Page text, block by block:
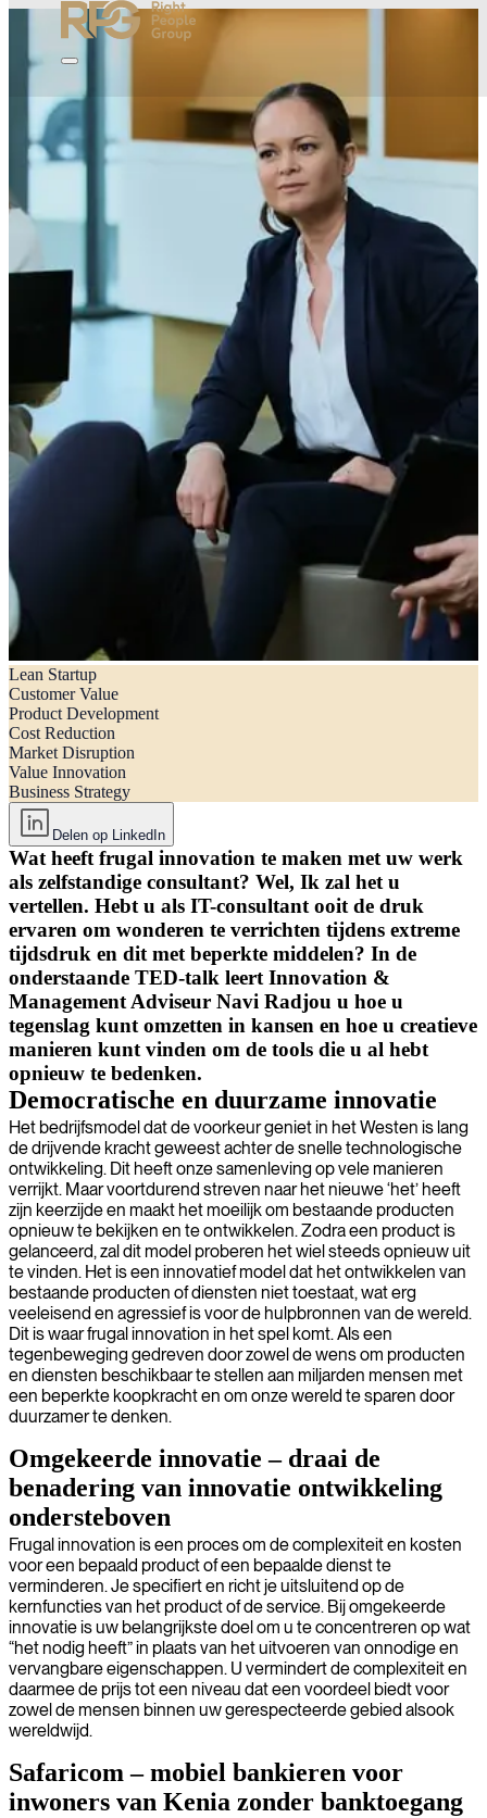
Frugal innovation – creëer waarde voor u en uw klanten met
omgekeerde innovatie
Lean Startup
Customer Value
Product Development
Cost Reduction
Market Disruption
Value Innovation
Business Strategy
Delen op LinkedIn
Wat heeft frugal innovation te maken met uw werk
als zelfstandige consultant? Wel, Ik zal het u
vertellen. Hebt u als IT-consultant ooit de druk
ervaren om wonderen te verrichten tijdens extreme
tijdsdruk en dit met beperkte middelen? In de
onderstaande TED-talk leert Innovation &
Management Adviseur Navi Radjou u hoe u
tegenslag kunt omzetten in kansen en hoe u creatieve
manieren kunt vinden om de tools die u al hebt
opnieuw te bedenken.
Democratische en duurzame innovatie
Het bedrijfsmodel dat de voorkeur geniet in het Westen is lang
de drijvende kracht geweest achter de snelle technologische
ontwikkeling. Dit heeft onze samenleving op vele manieren
verrijkt. Maar voortdurend streven naar het nieuwe ‘het’ heeft
zijn keerzijde en maakt het moeilijk om bestaande producten
opnieuw te bekijken en te ontwikkelen. Zodra een product is
gelanceerd, zal dit model proberen het wiel steeds opnieuw uit
te vinden. Het is een innovatief model dat het ontwikkelen van
bestaande producten of diensten niet toestaat, wat erg
veeleisend en agressief is voor de hulpbronnen van de wereld.
Dit is waar frugal innovation in het spel komt. Als een
tegenbeweging gedreven door zowel de wens om producten
en diensten beschikbaar te stellen aan miljarden mensen met
een beperkte koopkracht en om onze wereld te sparen door
duurzamer te denken.
Omgekeerde innovatie – draai de
benadering van innovatie ontwikkeling
ondersteboven
Frugal innovation is een proces om de complexiteit en kosten
voor een bepaald product of een bepaalde dienst te
verminderen. Je specifiert en richt je uitsluitend op de
kernfuncties van het product of de service. Bij omgekeerde
innovatie is uw belangrijkste doel om u te concentreren op wat
“het nodig heeft” in plaats van het uitvoeren van onnodige en
vervangbare eigenschappen. U vermindert de complexiteit en
daarmee de prijs tot een niveau dat een voordeel biedt voor
zowel de mensen binnen uw gerespecteerde gebied alsook
wereldwijd.
Safaricom – mobiel bankieren voor
inwoners van Kenia zonder banktoegang